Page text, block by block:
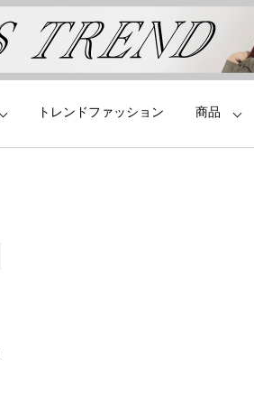
トレンドファッション 商品